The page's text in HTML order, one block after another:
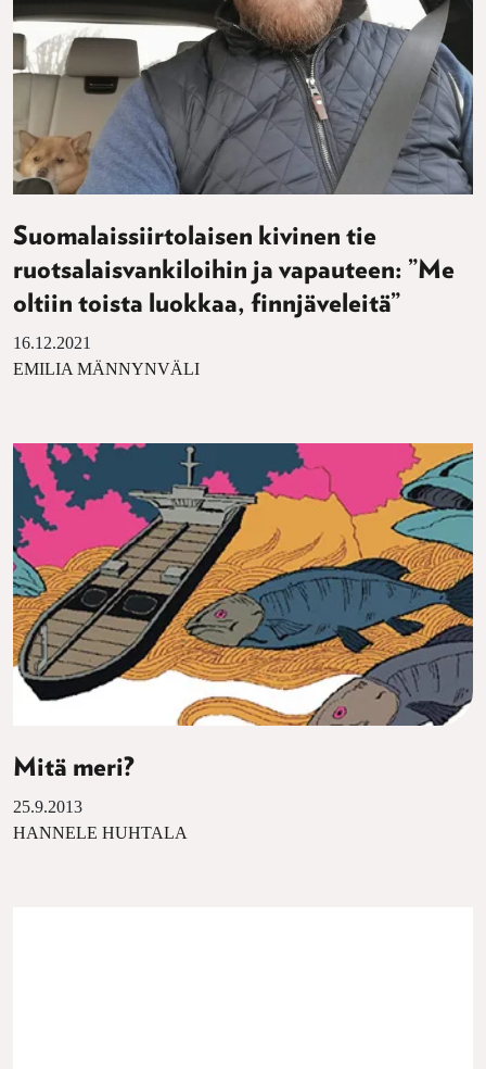
Suomalaissiirtolaisen kivinen tie
ruotsalaisvankiloihin ja vapauteen: ”Me
oltiin toista luokkaa, finnjäveleitä”
16.12.2021
EMILIA MÄNNYNVÄLI
Mitä meri?
25.9.2013
HANNELE HUHTALA